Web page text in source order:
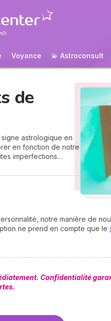
Voyance 💫 Astroconsult
de
astrologique en
en fonction de notre
imperfections…
notre manière de
ne prend en compte que le
Confidentialité